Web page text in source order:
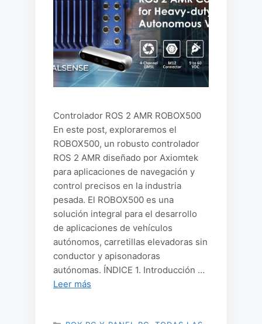
Controlador ROS 2 AMR ROBOX500
En este post, exploraremos el
ROBOX500, un robusto controlador
ROS 2 AMR diseñado por Axiomtek
para aplicaciones de navegación y
control precisos en la industria
pesada. El ROBOX500 es una
solución integral para el desarrollo
de aplicaciones de vehículos
autónomos, carretillas elevadoras sin
conductor y apisonadoras
autónomas. ÍNDICE 1. Introducción …
Leer más